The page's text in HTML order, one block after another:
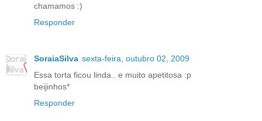
chamamos :)
Responder
SoraiaSilva sexta-feira, outubro 02, 2009
Essa torta ficou linda.. e muito apetitosa :p
beijinhos*
Responder